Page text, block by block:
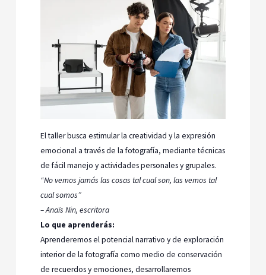
El taller busca estimular la creatividad y la expresión
emocional a través de la fotografía, mediante técnicas
de fácil manejo y actividades personales y grupales.
“No vemos jamás las cosas tal cual son, las vemos tal
cual somos”
– Anaïs Nin, escritora
Lo que aprenderás:
Aprenderemos el potencial narrativo y de exploración
interior de la fotografía como medio de conservación
de recuerdos y emociones, desarrollaremos